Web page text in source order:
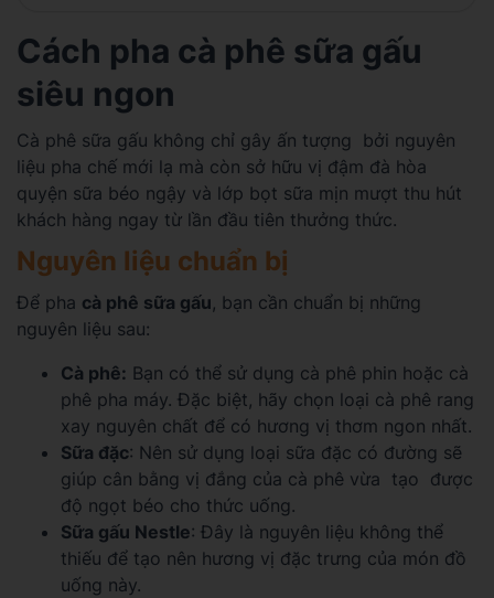
Cách pha cà phê sữa gấu
siêu ngon
Cà phê sữa gấu không chỉ gây ấn tượng bởi nguyên
liệu pha chế mới lạ mà còn sở hữu vị đậm đà hòa
quyện sữa béo ngậy và lớp bọt sữa mịn mượt thu hút
khách hàng ngay từ lần đầu tiên thưởng thức.
Nguyên liệu chuẩn bị
Để pha cà phê sữa gấu, bạn cần chuẩn bị những
nguyên liệu sau:
Cà phê: Bạn có thể sử dụng cà phê phin hoặc cà
phê pha máy. Đặc biệt, hãy chọn loại cà phê rang
xay nguyên chất để có hương vị thơm ngon nhất.
Sữa đặc: Nên sử dụng loại sữa đặc có đường sẽ
giúp cân bằng vị đắng của cà phê vừa tạo được
độ ngọt béo cho thức uống.
Sữa gấu Nestle: Đây là nguyên liệu không thể
thiếu để tạo nên hương vị đặc trưng của món đồ
uống này.